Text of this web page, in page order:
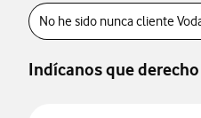
No he sido nunca cliente
Indícanos que